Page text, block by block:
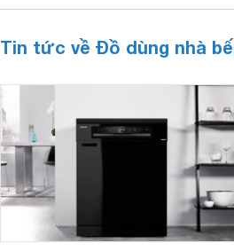
Tin tức về Đồ dùng nhà